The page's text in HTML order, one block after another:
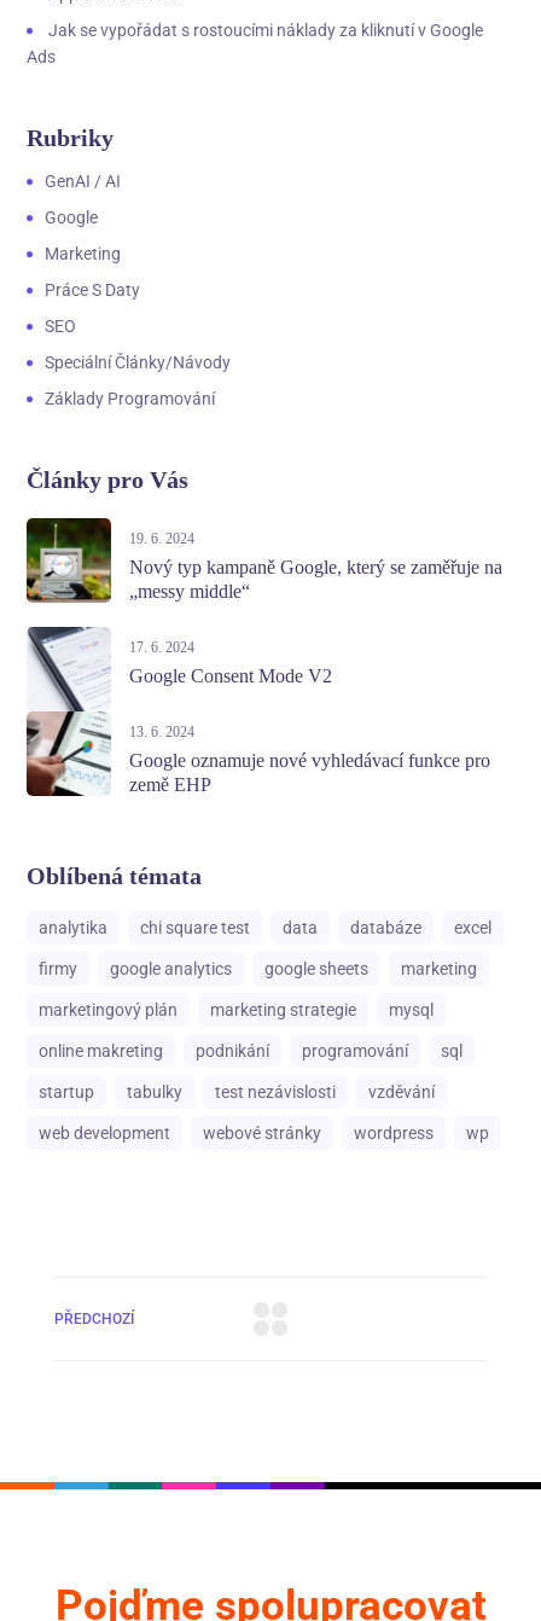
Jak se vypořádat s rostoucími náklady za kliknutí v Google
Ads
Rubriky
GenAI / AI
Google
Marketing
Práce S Daty
SEO
Speciální Články/návody
Základy Programování
Články pro Vás
19. 6. 2024
Nový typ kampaně Google, který se zaměřuje na
„messy middle“
17. 6. 2024
Google Consent Mode V2
13. 6. 2024
Google oznamuje nové vyhledávací funkce pro
země EHP
Oblíbená témata
analytika chi square test data databáze excel
firmy google analytics google sheets marketing
marketingový plán marketing strategie mysql
online makreting podnikání programování sql
startup tabulky test nezávislosti vzděvání
web development webové stránky wordpress wp
PŘEDCHOZÍ
Pojďme spolupracovat